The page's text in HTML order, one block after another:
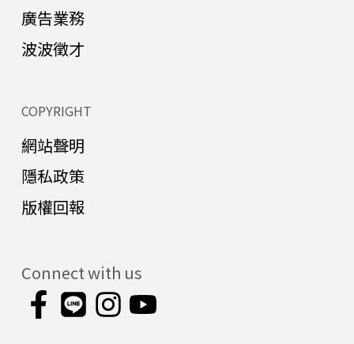
廣告業務
波波徵才
COPYRIGHT
網站聲明
隱私政策
版權回報
Connect with us